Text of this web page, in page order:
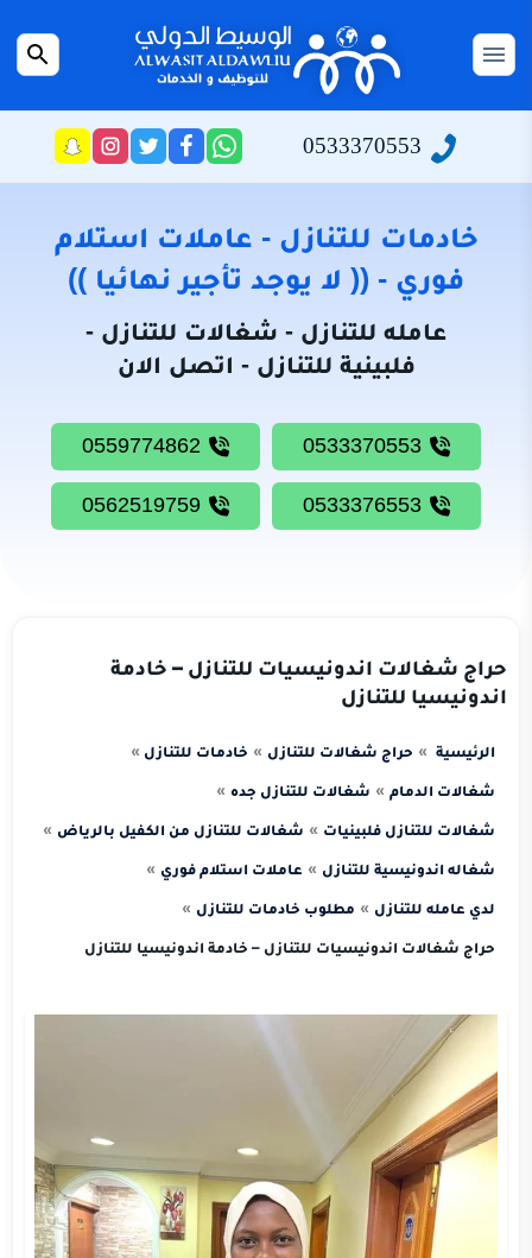
المحتوىالقائمة
الرئيسية
سياسة
من
نحن
خادمات
للتنازل
شغالات
للتنازل
بحث
0533370553
راسلنا
عبر
تابعنا
على
فيسبوك
تابعنا
على
تويتر
تابعنا
على
انستجرام
خادمات للتنازل - عاملات استلام
فوري - (( لا يوجد تأجير نهائيا ))
عامله للتنازل - شغالات للتنازل -
فلبينية للتنازل - اتصل الان
حراج شغالات اندونيسيات للتنازل – خادمة
اندونيسيا للتنازل
الرئيسية حراج شغالات للتنازل خادمات للتنازل
شغالات الدمام شغالات للتنازل جده
شغالات للتنازل فلبينيات شغالات للتنازل من الكفيل بالرياض
شغاله اندونيسية للتنازل عاملات استلام فوري
لدي عامله للتنازل مطلوب خادمات للتنازل
حراج شغالات اندونيسيات للتنازل – خادمة اندونيسيا للتنازل